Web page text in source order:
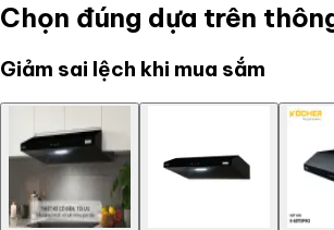
Chọn đúng dựa trên
Giảm sai lệch khi mua sắm